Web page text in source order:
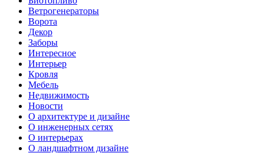
Ветрогенераторы
Ворота
Декор
Заборы
Интересное
Интерьер
Кровля
Мебель
Недвижимость
Новости
О архитектуре и дизайне
О инженерных сетях
О интерьерах
О ландшафтном дизайне